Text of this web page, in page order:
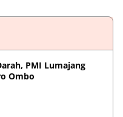
PMI Lumajang
Ombo